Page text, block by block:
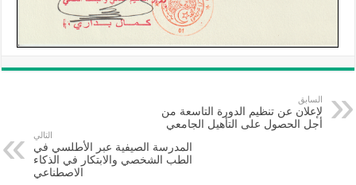
السابق
لإعلان عن تنظيم الدورة التاسعة من
أجل الحصول على التأهيل الجامعي
التالي
المدرسة الصيفية عبر الأطلسي في
الطب الشخصي والابتكار في الذكاء
الاصطناعي